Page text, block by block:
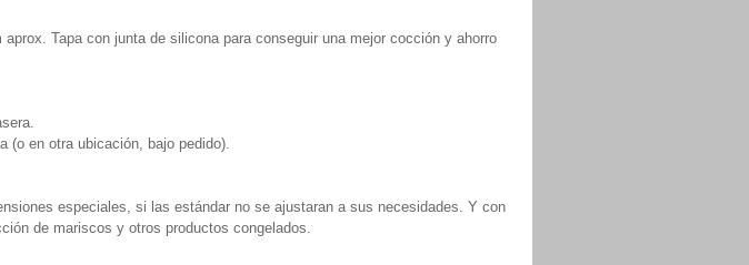
Tapa con junta de silicona para conseguir una mejor cocción y ahorro
(o en otra ubicación, bajo pedido).
especiales, si las estándar no se ajustaran a sus necesidades. Y con
de mariscos y otros productos congelados.